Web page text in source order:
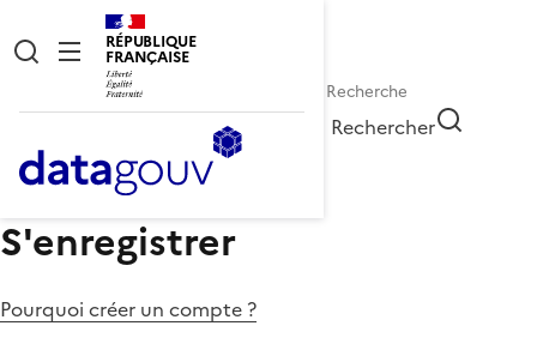
RÉPUBLIQUE
FRANÇAISE
Rechercher
S'enregistrer
Pourquoi créer un compte ?